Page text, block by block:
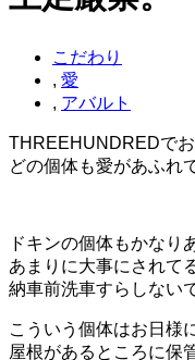
こだわり
, 愛
, アバルト
THREEHUNDREDで
どの個体も愛があふれ
ドキンの個体もかなり
あまりに大事にされて
納車前洗車すらしない
こういう個体はお日様
屋根があるところに保